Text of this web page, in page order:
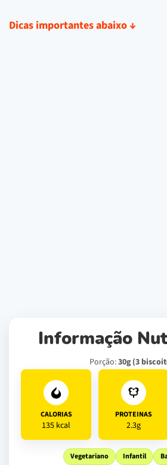
Dicas importantes abaixo ↓
Informação
Porção:30g (3
CALORIAS
135 kcal
PROTEINAS
2.3g
Vegetariano Infantil